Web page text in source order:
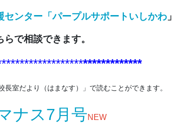
センター「パープルサポートいしかわ」
で相談できます。
*************
長室だより（はまなす）」で読むことができます。
ナス7月号NEW